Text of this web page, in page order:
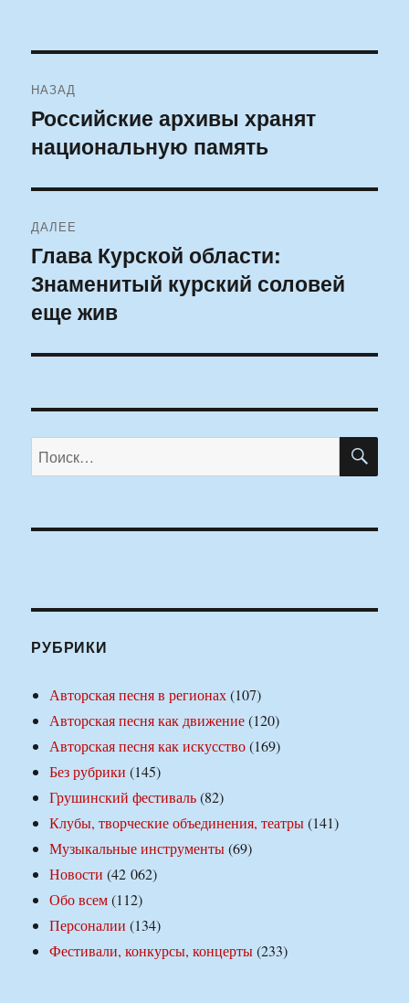
по
записям
НАЗАД
Предыдущая
запись:
Российские архивы хранят
национальную память
ДАЛЕЕ
Следующая
запись:
Глава Курской области:
Знаменитый курский соловей
еще жив
Искать:
РУБРИКИ
Авторская песня в регионах(107)
Авторская песня как движение(120)
Авторская песня как искусство(169)
Без рубрики (145)
Грушинский фестиваль(82)
Клубы, творческие объединения, театры(141)
Музыкальные инструменты(69)
Новости (42 062)
Обо всем(112)
Персоналии (134)
Фестивали, конкурсы, концерты(233)